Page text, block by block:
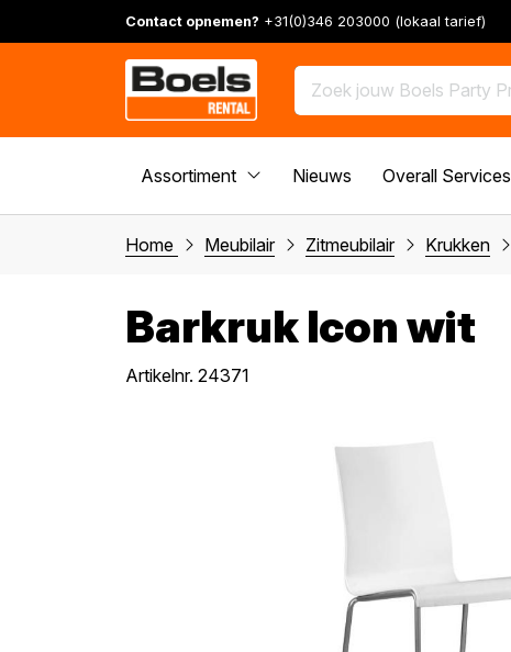
Contact opnemen? +31(0)346 203000 (lokaal tarief)
Assortiment Nieuws Overall Services
Home Meubilair Zitmeubilair Krukken
Barkruk Icon wit
Artikelnr. 24371